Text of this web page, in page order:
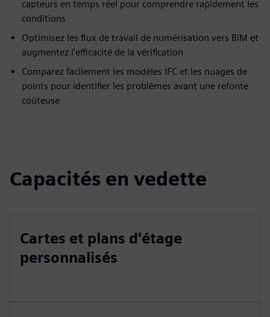
capteurs en temps réel pour comprendre rapidement les
conditions
Optimisez les flux de travail de numérisation vers BIM et
augmentez l'efficacité de la vérification
Comparez facilement les modèles IFC et les nuages de
points pour identifier les problèmes avant une refonte
coûteuse
Capacités en vedette
Cartes et plans d'étage
personnalisés